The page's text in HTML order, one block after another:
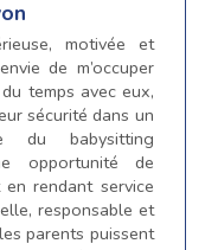
motivée et
de m’occuper
du temps avec eux,
sécurité dans un
du babysitting
opportunité de
rendant service
responsable et
parents puissent